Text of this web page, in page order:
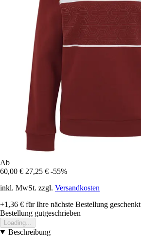
Ab
60,00 € 27,25 € -55%
inkl. MwSt. zzgl. Versandkosten
+1,36 € für Ihre nächste Bestellung geschenkt
Bestellung gutgeschrieben
Loading...
Beschreibung